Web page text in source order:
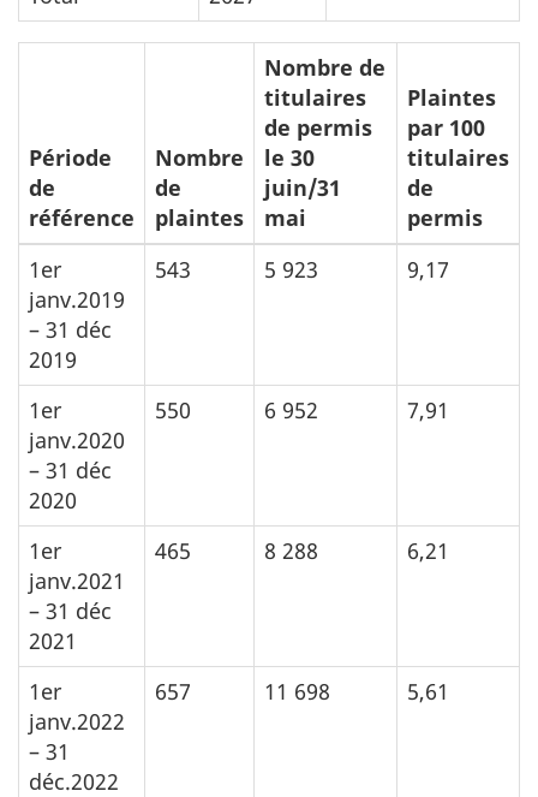
Période
de
référence
Nombre
de
plaintes
Nombre de
titulaires
de permis
le 30
juin/31
mai
Plaintes
par 100
titulaires
de
permis
1er
janv.2019
– 31 déc
2019
543 5 923 9,17
1er
janv.2020
– 31 déc
2020
550 6 952 7,91
1er
janv.2021
– 31 déc
2021
465 8 288 6,21
1er
janv.2022
– 31
déc.2022
657 11 698 5,61